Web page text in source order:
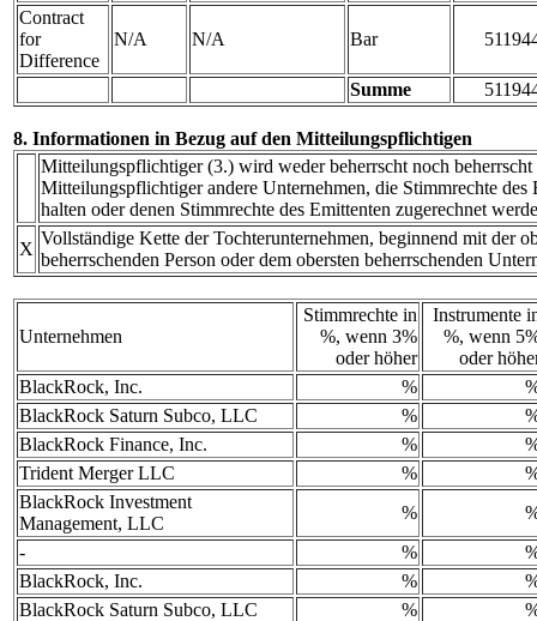
Contract
for
Difference
N/A N/A Bar
Summe
8. Informationen in Bezug auf den Mitteilungspflichtigen
Mitteilungspflichtiger (3.) wird weder beherrscht noch beherrscht
Mitteilungspflichtiger andere Unternehmen, die Stimmrechte des
halten oder denen Stimmrechte des Emittenten zugerechnet
X
Vollständige Kette der Tochterunternehmen, beginnend mit der
beherrschenden Person oder dem obersten beherrschenden
Unternehmen
Stimmrechte in
%, wenn 3%
oder höher
Instrumente
%, wenn
oder
BlackRock, Inc.
%
BlackRock Saturn Subco, LLC
%
BlackRock Finance, Inc.
%
Trident Merger LLC
%
BlackRock Investment
Management, LLC
%
-
%
BlackRock, Inc.
%
BlackRock Saturn Subco, LLC
%